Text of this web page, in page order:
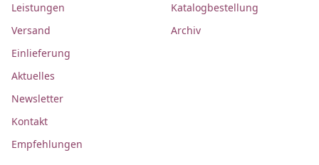
Leistungen
Versand
Einlieferung
Aktuelles
Newsletter
Kontakt
Empfehlungen
Katalogbestellung
Archiv